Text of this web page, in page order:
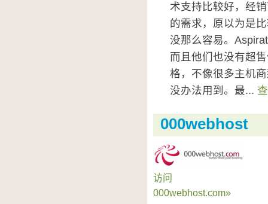
术支持比较好，经
的需求，原以为是
没那么容易。
而且他们也没有超
格，不像很多主机
没办法用到。最...
000webhost
访问
000webhost.com»